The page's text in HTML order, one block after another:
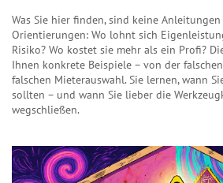
Was Sie hier finden, sind keine
Orientierungen: Wo lohnt sich
Risiko? Wo kostet sie mehr als ein Profi?
Ihnen konkrete Beispiele – von der
falschen Mieterauswahl. Sie lernen, wann
sollten – und wann Sie lieber die
wegschließen.